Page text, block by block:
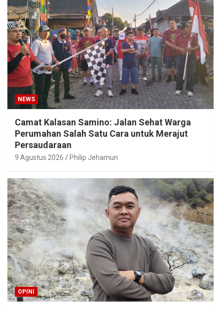
NEWS
Camat Kalasan Samino: Jalan Sehat Warga
Perumahan Salah Satu Cara untuk Merajut
Persaudaraan
9 Agustus 2026 Philip Jehamun
OPINI